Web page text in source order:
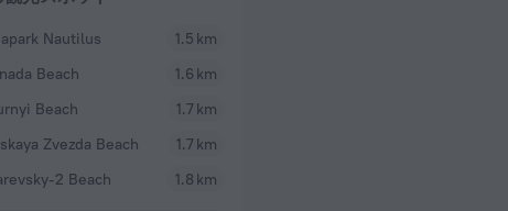
Nautilus
1.5 km
Beach
1.6 km
Beach
1.7 km
Zvezda Beach
1.7 km
2 Beach
1.8 km